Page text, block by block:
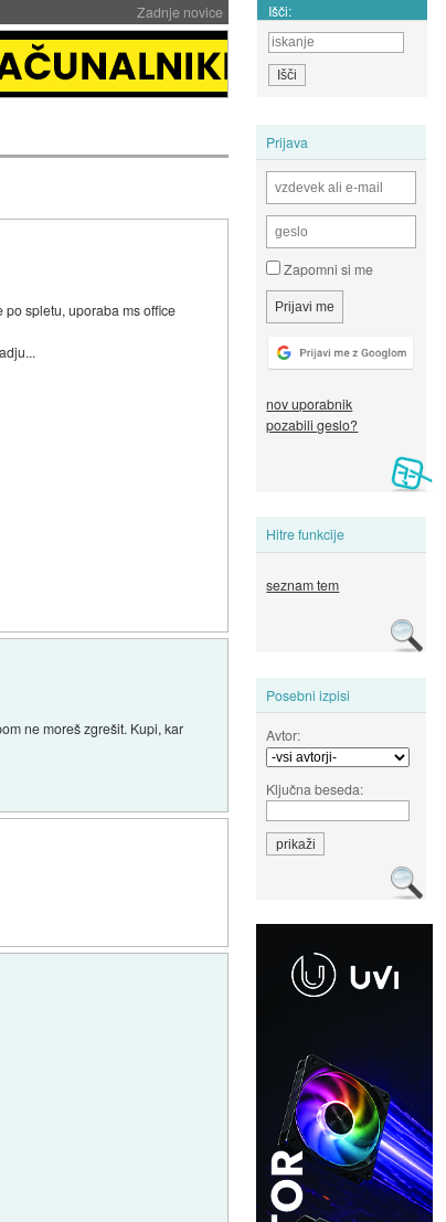
Zadnje novice Išči:
Prijava
Zapomni si me
nov uporabnik
pozabili geslo?
Hitre funkcije
seznam tem
Posebni izpisi
Avtor:
Ključna beseda:
spletu, uporaba ms office
ne moreš zgrešit. Kupi, kar